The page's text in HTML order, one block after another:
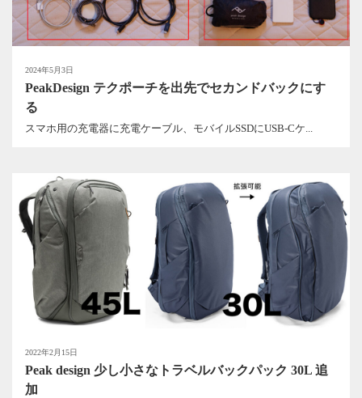
2024年5月3日
PeakDesign テクポーチを出先でセカンドバックにす
る
スマホ用の充電器に充電ケーブル、モバイルSSDにUSB-Cケ...
2022年2月15日
Peak design 少し小さなトラベルバックパック 30L 追
加